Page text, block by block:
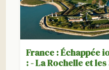
France : Échappée
: - La Rochelle et les